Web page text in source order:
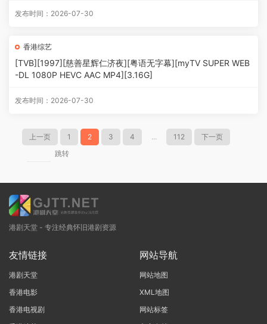
发布时间：2026-07-30
香港综艺
[TVB][1997][慈善星辉仁济夜][粤语无字幕][myTV SUPER WEB
-DL 1080P HEVC AAC MP4][3.16G]
发布时间：2026-07-30
上一页 1 2 3 4 ... 112
下一页
跳转
港剧天堂 - 专注经典怀旧港剧资源
友情链接
港剧天堂
香港电影
香港电视剧
网站导航
网站地图
XML地图
网站标签